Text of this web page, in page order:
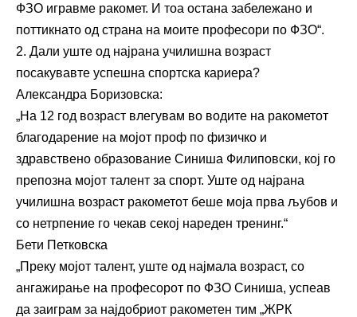
ФЗО игравме ракомет. И тоа остана забележано и
поттикнато од страна на моите професори по ФЗО“.
2. Дали уште од најрана училишна возраст
посакувавте успешна спортска кариера?
Александра Боризовска:
„На 12 год возраст влегувам во водите на ракометот
благодарение на мојот проф по физичко и
здравствено образование Синиша Филиповски, кој го
препозна мојот талент за спорт. Уште од најрана
училишна возраст ракометот беше моја прва љубов и
со нетрпение го чекав секој нареден тренинг.“
Бети Петковска
„Преку мојот талент, уште од најмала возраст, со
ангажирање на професорот по ФЗО Синиша, успеав
да заиграм за најдобриот ракометен тим „ЖРК